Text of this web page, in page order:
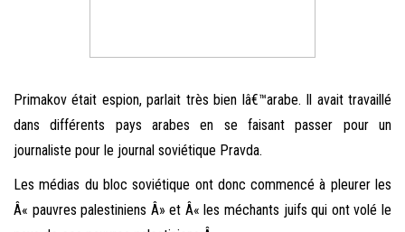
Primakov était espion, parlait très bien lâ€™arabe. Il avait travaillé
dans différents pays arabes en se faisant passer pour un
journaliste pour le journal soviétique Pravda.
Les médias du bloc soviétique ont donc commencé à pleurer les
Â« pauvres palestiniens Â» et Â« les méchants juifs qui ont volé le